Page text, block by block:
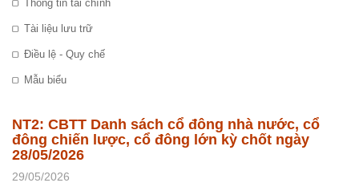
Thông tin tài chính
Tài liệu lưu trữ
Điều lệ - Quy chế
Mẫu biểu
NT2: CBTT Danh sách cổ đông nhà nước, cổ
đông chiến lược, cổ đông lớn kỳ chốt ngày
28/05/2026
29/05/2026